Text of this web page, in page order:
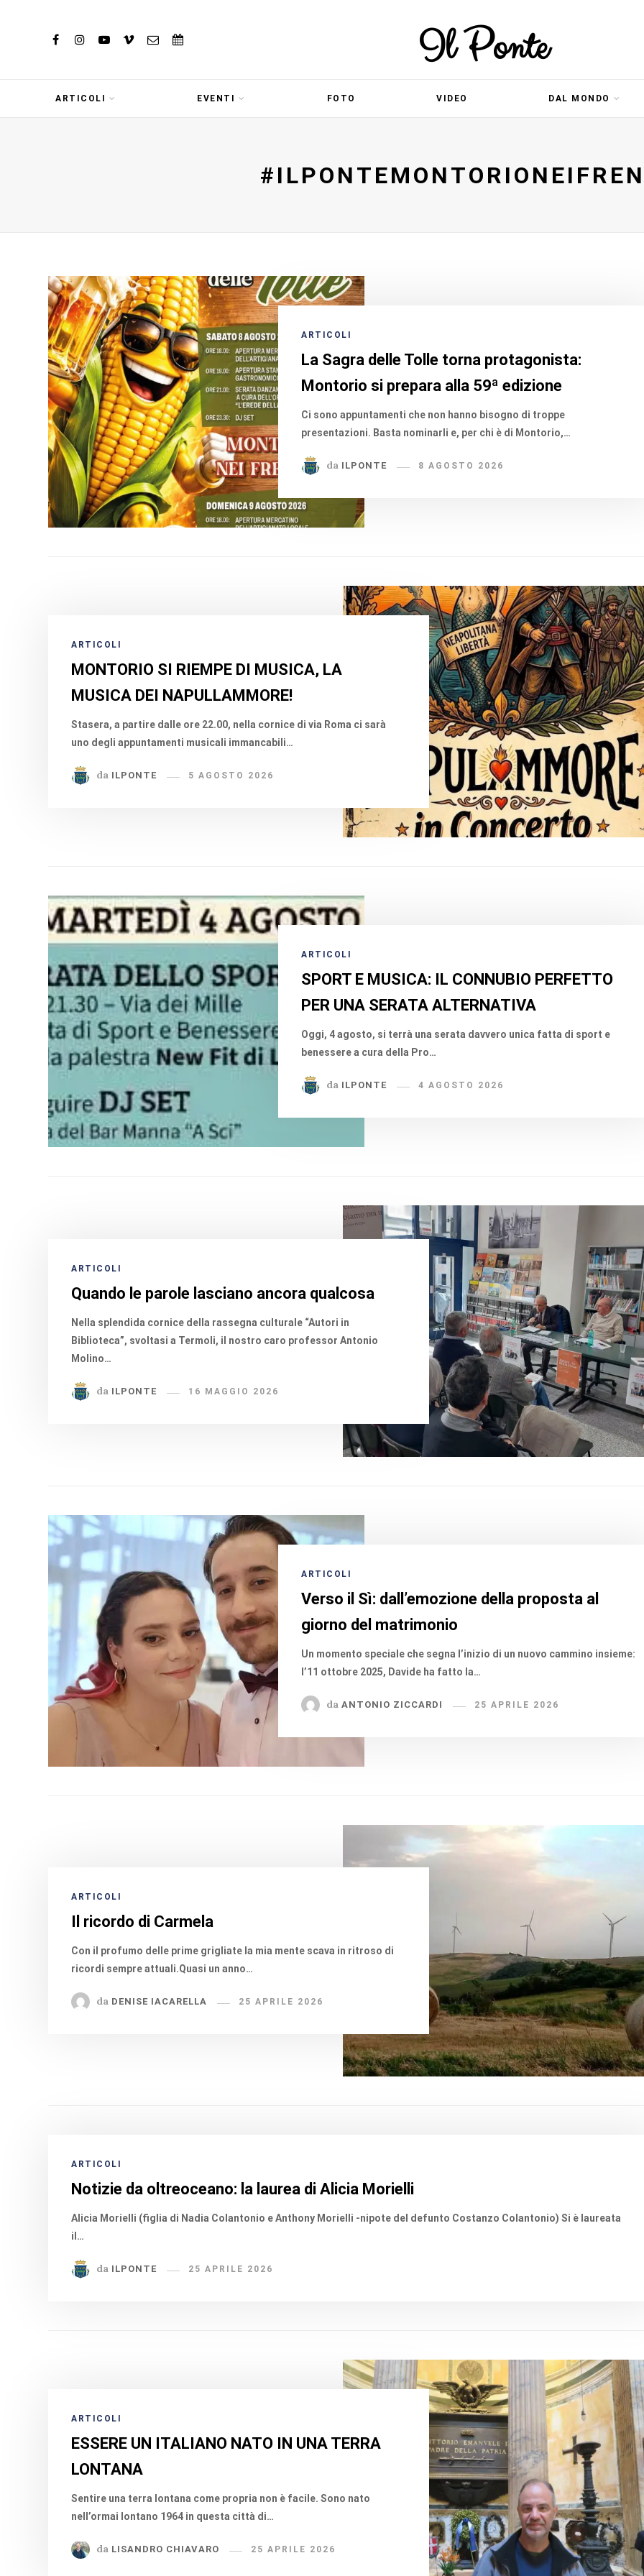
Il Ponte
ARTICOLI EVENTI FOTO VIDEO DAL MONDO
ARTICOLI
La Sagra delle Tolle torna protagonista:
Montorio si prepara alla 59ª edizione
Ci sono appuntamenti che non hanno bisogno di troppe
presentazioni. Basta nominarli e, per chi è di Montorio,…
da ILPONTE 8 AGOSTO 2026
ARTICOLI
MONTORIO SI RIEMPE DI MUSICA, LA
MUSICA DEI NAPULLAMMORE!
Stasera, a partire dalle ore 22.00, nella cornice di via Roma ci sarà
uno degli appuntamenti musicali immancabili…
da ILPONTE 5 AGOSTO 2026
ARTICOLI
SPORT E MUSICA: IL CONNUBIO PERFETTO
PER UNA SERATA ALTERNATIVA
Oggi, 4 agosto, si terrà una serata davvero unica fatta di sport e
benessere a cura della Pro…
da ILPONTE 4 AGOSTO 2026
ARTICOLI
Quando le parole lasciano ancora qualcosa
Nella splendida cornice della rassegna culturale “Autori in
Biblioteca”, svoltasi a Termoli, il nostro caro professor Antonio
Molino…
da ILPONTE 16 MAGGIO 2026
ARTICOLI
Verso il Sì: dall’emozione della proposta al
giorno del matrimonio
Un momento speciale che segna l’inizio di un nuovo cammino insieme:
l’11 ottobre 2025, Davide ha fatto la…
da ANTONIO ZICCARDI 25 APRILE 2026
ARTICOLI
Il ricordo di Carmela
Con il profumo delle prime grigliate la mia mente scava in ritroso di
ricordi sempre attuali.Quasi un anno…
da DENISE IACARELLA 25 APRILE 2026
ARTICOLI
Notizie da oltreoceano: la laurea di Alicia Morielli
Alicia Morielli (figlia di Nadia Colantonio e Anthony Morielli -nipote del defunto Costanzo Colantonio) Si è laureata
il…
da ILPONTE 25 APRILE 2026
ARTICOLI
ESSERE UN ITALIANO NATO IN UNA TERRA
LONTANA
Sentire una terra lontana come propria non è facile. Sono nato
nell’ormai lontano 1964 in questa città di…
da LISANDRO CHIAVARO 25 APRILE 2026